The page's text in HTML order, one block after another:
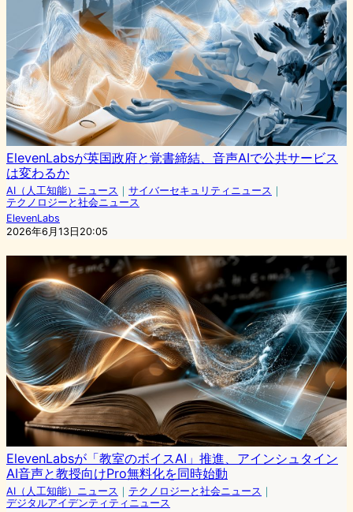
ElevenLabsが英国政府と覚書締結、音声AIで公共サービス
は変わるか
AI（人工知能）ニュース ｜ サイバーセキュリティニュース ｜
テクノロジーと社会ニュース
ElevenLabs
2026年6月13日20:05
ElevenLabsが「教室のボイスAI」推進、アインシュタイン
AI音声と教授向けPro無料化を同時始動
AI（人工知能）ニュース ｜ テクノロジーと社会ニュース ｜
デジタルアイデンティティニュース